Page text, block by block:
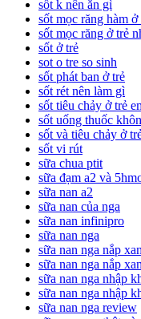
sốt k nên ăn gì
sốt mọc răng hàm ở
sốt mọc răng ở trẻ
sốt ở trẻ
sot o tre so sinh
sốt phát ban ở trẻ
sốt rét nên làm gì
sốt tiêu chảy ở trẻ
sốt uống thuốc
sốt và tiêu chảy ở
sốt vi rút
sữa chua ptit
sữa đạm a2 và
sữa nan a2
sữa nan của nga
sữa nan infinipro
sữa nan nga
sữa nan nga nắp
sữa nan nga nắp
sữa nan nga nhập
sữa nan nga nhập
sữa nan nga review